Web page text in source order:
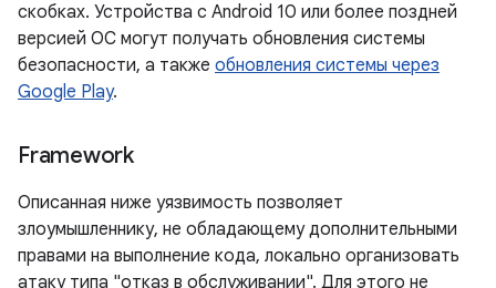
скобках. Устройства с Android 10 или более поздней
версией ОС могут получать обновления системы
безопасности, а также обновления системы через
Google Play.
Framework
Описанная ниже уязвимость позволяет
злоумышленнику, не обладающему дополнительными
правами на выполнение кода, локально организовать
атаку типа "отказ в обслуживании". Для этого не